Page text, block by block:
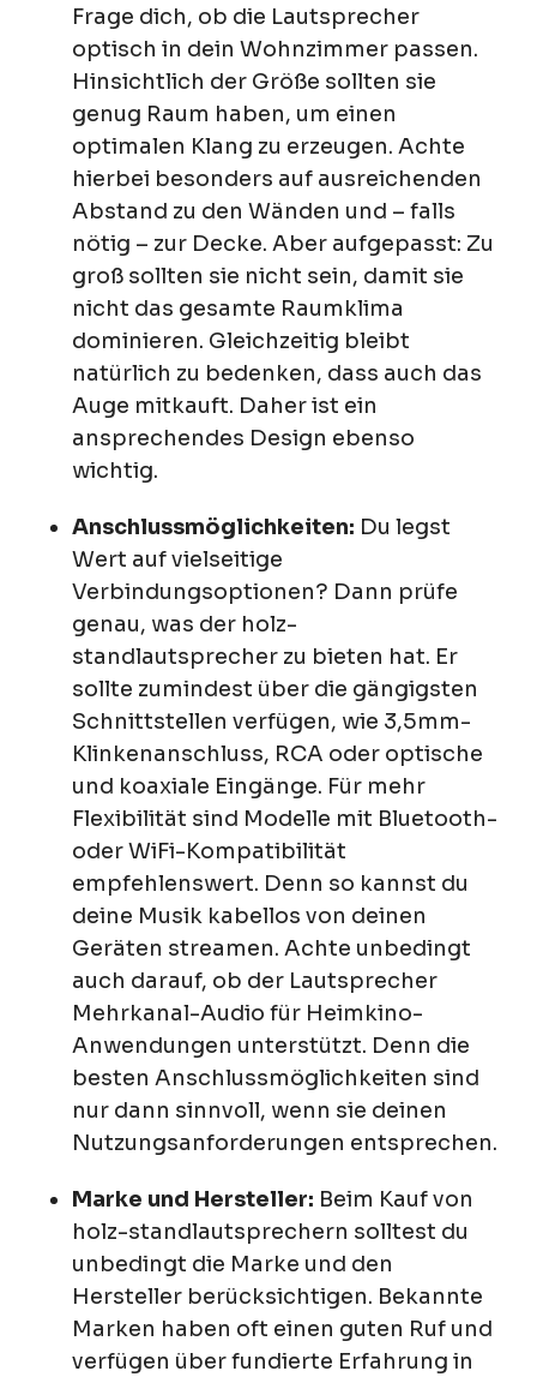
Frage dich, ob die Lautsprecher
optisch in dein Wohnzimmer passen.
Hinsichtlich der Größe sollten sie
genug Raum haben, um einen
optimalen Klang zu erzeugen. Achte
hierbei besonders auf ausreichenden
Abstand zu den Wänden und – falls
nötig – zur Decke. Aber aufgepasst: Zu
groß sollten sie nicht sein, damit sie
nicht das gesamte Raumklima
dominieren. Gleichzeitig bleibt
natürlich zu bedenken, dass auch das
Auge mitkauft. Daher ist ein
ansprechendes Design ebenso
wichtig.
Anschlussmöglichkeiten: Du legst
Wert auf vielseitige
Verbindungsoptionen? Dann prüfe
genau, was der holz-
standlautsprecher zu bieten hat. Er
sollte zumindest über die gängigsten
Schnittstellen verfügen, wie 3,5mm-
Klinkenanschluss, RCA oder optische
und koaxiale Eingänge. Für mehr
Flexibilität sind Modelle mit Bluetooth-
oder WiFi-Kompatibilität
empfehlenswert. Denn so kannst du
deine Musik kabellos von deinen
Geräten streamen. Achte unbedingt
auch darauf, ob der Lautsprecher
Mehrkanal-Audio für Heimkino-
Anwendungen unterstützt. Denn die
besten Anschlussmöglichkeiten sind
nur dann sinnvoll, wenn sie deinen
Nutzungsanforderungen entsprechen.
Marke und Hersteller: Beim Kauf von
holz-standlautsprechern solltest du
unbedingt die Marke und den
Hersteller berücksichtigen. Bekannte
Marken haben oft einen guten Ruf und
verfügen über fundierte Erfahrung in